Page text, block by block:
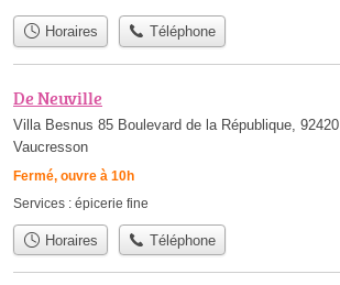
Horaires Téléphone
De Neuville
Villa Besnus 85 Boulevard de la République, 92420
Vaucresson
Fermé, ouvre à 10h
Services : épicerie fine
Horaires Téléphone